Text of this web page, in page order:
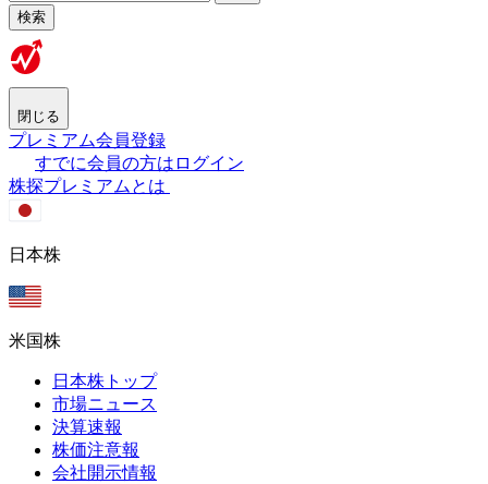
検索
閉じる
プレミアム会員登録
すでに会員の方はログイン
株探プレミアムとは
日本株
米国株
日本株トップ
市場ニュース
決算速報
株価注意報
会社開示情報